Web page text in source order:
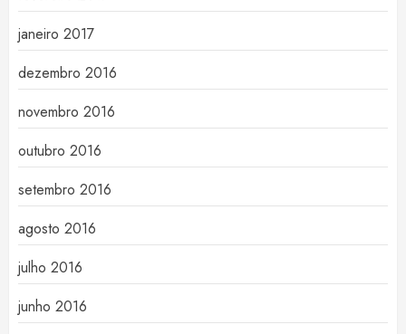
janeiro 2017
dezembro 2016
novembro 2016
outubro 2016
setembro 2016
agosto 2016
julho 2016
junho 2016